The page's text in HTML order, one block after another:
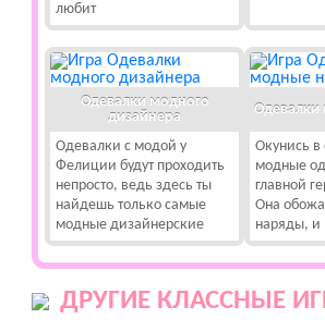
любит
Одевалки модного
дизайнера
Одевалки с модой у
Фелиции будут проходить
непросто, ведь здесь ты
найдешь только самые
модные дизайнерские
Окунись в
модные
главной
Она
наряды, и
ДРУГИЕ КЛАССНЫЕ